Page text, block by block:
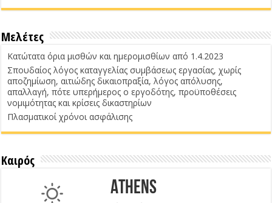
Μελέτες
Κατώτατα όρια μισθών και ημερομισθίων από 1.4.2023
Σπουδαίος λόγος καταγγελίας συμβάσεως εργασίας, χωρίς
αποζημίωση, αιτιώδης δικαιοπραξία, λόγος απόλυσης,
απαλλαγή, πότε υπερήμερος ο εργοδότης, προϋποθέσεις
νομιμότητας και κρίσεις δικαστηρίων
Πλασματικοί χρόνοι ασφάλισης
Καιρός
Athens